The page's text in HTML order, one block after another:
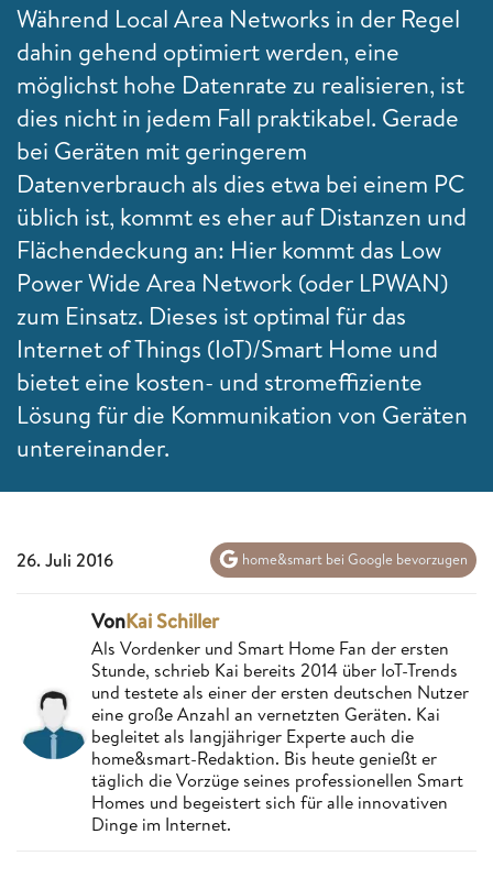
Während Local Area Networks in der Regel
dahin gehend optimiert werden, eine
möglichst hohe Datenrate zu realisieren, ist
dies nicht in jedem Fall praktikabel. Gerade
bei Geräten mit geringerem
Datenverbrauch als dies etwa bei einem PC
üblich ist, kommt es eher auf Distanzen und
Flächendeckung an: Hier kommt das Low
Power Wide Area Network (oder LPWAN)
zum Einsatz. Dieses ist optimal für das
Internet of Things (IoT)/Smart Home und
bietet eine kosten- und stromeffiziente
Lösung für die Kommunikation von Geräten
untereinander.
26. Juli 2016 home&smart bei Google bevorzugen
VonKai Schiller
Als Vordenker und Smart Home Fan der ersten
Stunde, schrieb Kai bereits 2014 über IoT-Trends
und testete als einer der ersten deutschen Nutzer
eine große Anzahl an vernetzten Geräten. Kai
begleitet als langjähriger Experte auch die
home&smart-Redaktion. Bis heute genießt er
täglich die Vorzüge seines professionellen Smart
Homes und begeistert sich für alle innovativen
Dinge im Internet.